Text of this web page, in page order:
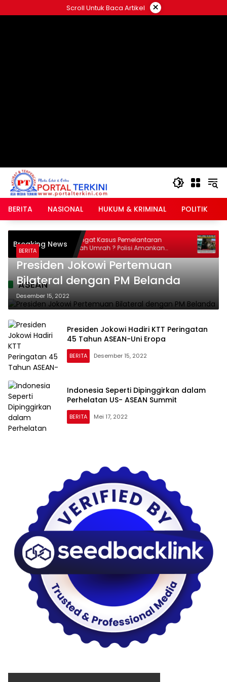
ke
Scroll Untuk Baca Artikel ×
BERITA NASIONAL HUKUM & KRIMINAL POLITIK
Breaking NewsMasih Ingat Kasus Pemelantaran
Jama’ah Umrah ? Polisi Amankan
Direktur PT Travelina Indonesia
ASEAN
BERITA
Presiden Jokowi Pertemuan
Bilateral dengan PM Belanda
Desember 15, 2022
Presiden Jokowi Hadiri KTT Peringatan
45 Tahun ASEAN-Uni Eropa
BERITA Desember 15, 2022
Indonesia Seperti Dipinggirkan dalam
Perhelatan US- ASEAN Summit
BERITA Mei 17, 2022